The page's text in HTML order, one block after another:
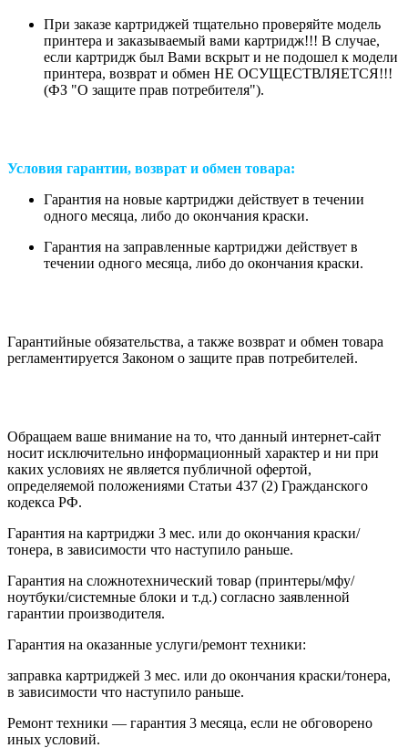
При заказе картриджей тщательно проверяйте модель
принтера и заказываемый вами картридж!!! В случае,
если картридж был Вами вскрыт и не подошел к модели
принтера, возврат и обмен НЕ ОСУЩЕСТВЛЯЕТСЯ!!!
(ФЗ "О защите прав потребителя").
Условия гарантии, возврат и обмен товара:
Гарантия на новые картриджи действует в течении
одного месяца, либо до окончания краски.
Гарантия на заправленные картриджи действует в
течении одного месяца, либо до окончания краски.
Гарантийные обязательства, а также возврат и обмен товара
регламентируется Законом о защите прав потребителей.
Обращаем ваше внимание на то, что данный интернет-сайт
носит исключительно информационный характер и ни при
каких условиях не является публичной офертой,
определяемой положениями Статьи 437 (2) Гражданского
кодекса РФ.
Гарантия на картриджи 3 мес. или до окончания краски/
тонера, в зависимости что наступило раньше.
Гарантия на сложнотехнический товар (принтеры/мфу/
ноутбуки/системные блоки и т.д.) согласно заявленной
гарантии производителя.
Гарантия на оказанные услуги/ремонт техники:
заправка картриджей 3 мес. или до окончания краски/тонера,
в зависимости что наступило раньше.
Ремонт техники — гарантия 3 месяца, если не обговорено
иных условий.